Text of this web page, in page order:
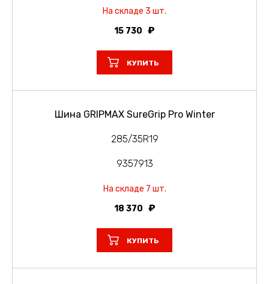
На складе 3 шт.
15 730
КУПИТЬ
Шина GRIPMAX SureGrip Pro Winter
285/35R19
9357913
На складе 7 шт.
18 370
КУПИТЬ